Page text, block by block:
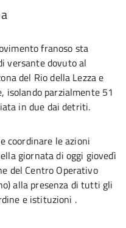
franoso sta
versante dovuto al
del Rio della Lezza e
isolando parzialmente 51
in due dai detriti.
coordinare le azioni
giornata di oggi giovedì
del Centro Operativo
alla presenza di tutti gli
e istituzioni .